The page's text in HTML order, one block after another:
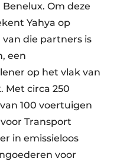
Om deze
Yahya op
die partners is
een
op het vlak van
Met circa 250
100 voertuigen
Transport
in emissieloos
voor